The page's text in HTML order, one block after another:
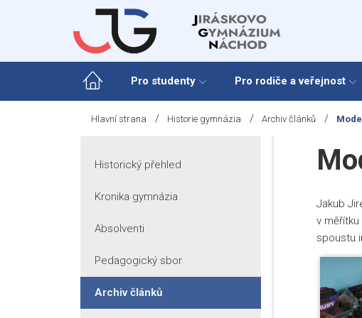
Pro studenty Pro rodiče a veřejnost
Hlavní strana / Historie gymnázia / Archiv článků /
Jakub
v
spoustu
Historický přehled
Kronika gymnázia
Absolventi
Pedagogický sbor
Archiv článků